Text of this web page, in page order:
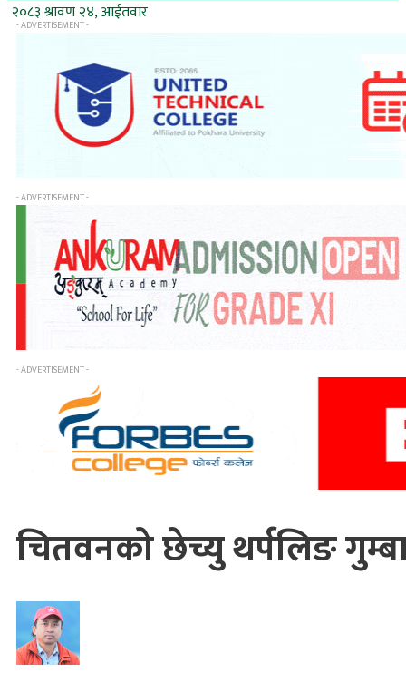
२०८३ श्रावण २४, आईतवार
- ADVERTISEMENT -
- ADVERTISEMENT -
- ADVERTISEMENT -
चितवनको छेच्यु थर्पलिङ